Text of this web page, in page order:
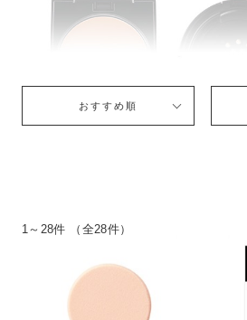
おすすめ順
1～28件 （全28件）